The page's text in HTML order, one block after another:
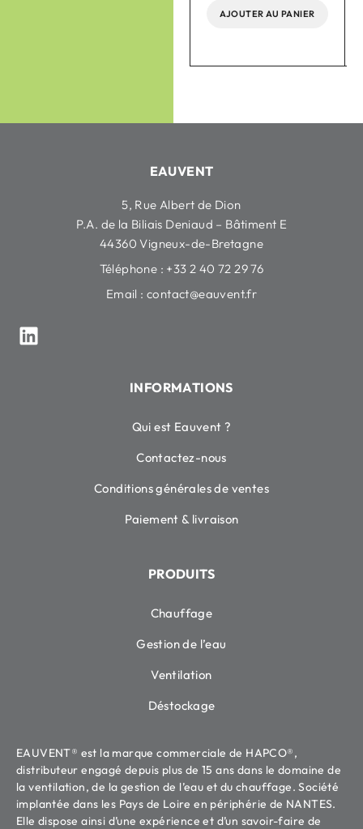
AJOUTER AU PANIER
EAUVENT
5, Rue Albert de Dion
P.A. de la Biliais Deniaud – Bâtiment E
44360 Vigneux-de-Bretagne
Téléphone : +33 2 40 72 29 76
Email : contact@eauvent.fr
INFORMATIONS
Qui est Eauvent ?
Contactez-nous
Conditions générales de ventes
Paiement & livraison
PRODUITS
Chauffage
Gestion de l’eau
Ventilation
Déstockage
EAUVENT® est la marque commerciale de HAPCO®,
distributeur engagé depuis plus de 15 ans dans le domaine de
la ventilation, de la gestion de l’eau et du chauffage. Société
implantée dans les Pays de Loire en périphérie de NANTES.
Elle dispose ainsi d’une expérience et d’un savoir-faire de